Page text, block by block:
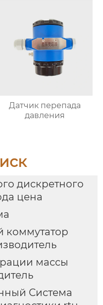
Датчик перепада
давления
дискретного
цена
массы
Система